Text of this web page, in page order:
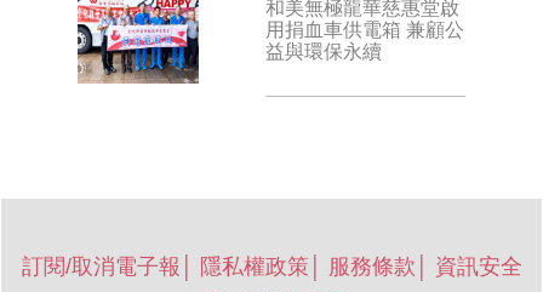
和美無極龍華慈惠堂啟
用捐血車供電箱 兼顧公
益與環保永續
訂閱/取消電子報 隱私權政策 服務條款
資訊安全